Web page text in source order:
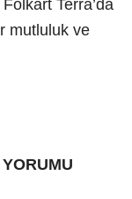
Terra’da
mutluluk ve